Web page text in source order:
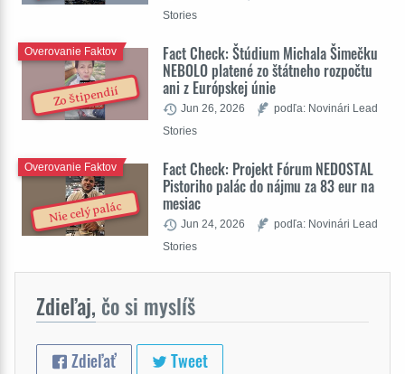
Stories
Zo štipendií
Fact Check: Štúdium Michala Šimečku
NEBOLO platené zo štátneho rozpočtu
ani z Európskej únie
Overovanie Faktov
Jun 26, 2026
podľa: Novinári Lead
Stories
Nie celý palác
Fact Check: Projekt Fórum NEDOSTAL
Pistoriho palác do nájmu za 83 eur na
mesiac
Overovanie Faktov
Jun 24, 2026
podľa: Novinári Lead
Stories
Zdieľaj, čo si myslíš
Zdieľať Tweet